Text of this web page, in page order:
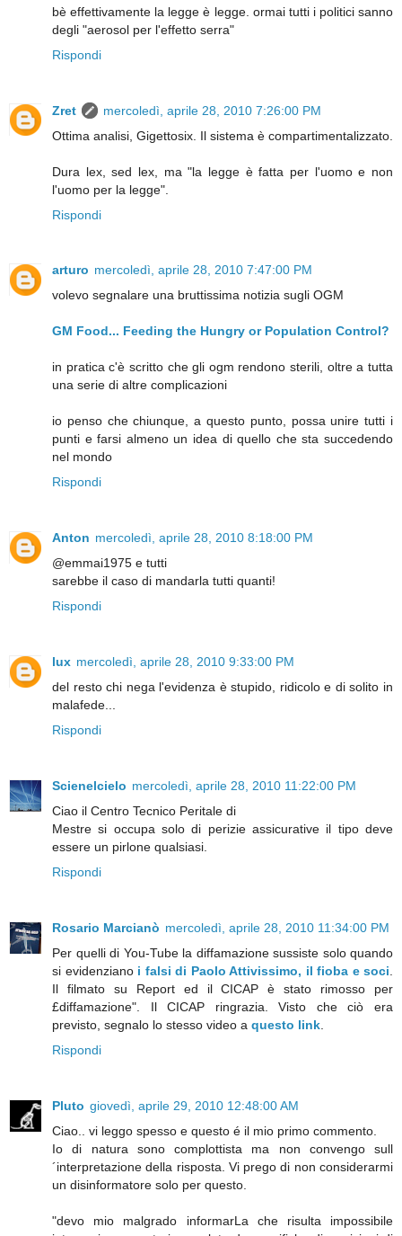
bè effettivamente la legge è legge. ormai tutti i politici sanno
degli "aerosol per l'effetto serra"
Rispondi
Zret
mercoledì, aprile 28, 2010 7:26:00 PM
Ottima analisi, Gigettosix. Il sistema è compartimentalizzato.
Dura lex, sed lex, ma "la legge è fatta per l'uomo e non
l'uomo per la legge".
Rispondi
arturo mercoledì, aprile 28, 2010 7:47:00 PM
volevo segnalare una bruttissima notizia sugli OGM
GM Food... Feeding the Hungry or Population Control?
in pratica c'è scritto che gli ogm rendono sterili, oltre a tutta
una serie di altre complicazioni
io penso che chiunque, a questo punto, possa unire tutti i
punti e farsi almeno un idea di quello che sta succedendo
nel mondo
Rispondi
Anton mercoledì, aprile 28, 2010 8:18:00 PM
@emmai1975 e tutti
sarebbe il caso di mandarla tutti quanti!
Rispondi
lux mercoledì, aprile 28, 2010 9:33:00 PM
del resto chi nega l'evidenza è stupido, ridicolo e di solito in
malafede...
Rispondi
Scienelcielo mercoledì, aprile 28, 2010 11:22:00 PM
Ciao il Centro Tecnico Peritale di
Mestre si occupa solo di perizie assicurative il tipo deve
essere un pirlone qualsiasi.
Rispondi
Rosario Marcianò mercoledì, aprile 28, 2010 11:34:00 PM
Per quelli di You-Tube la diffamazione sussiste solo quando
si evidenziano i falsi di Paolo Attivissimo, il fioba e soci.
Il filmato su Report ed il CICAP è stato rimosso per
£diffamazione". Il CICAP ringrazia. Visto che ciò era
previsto, segnalo lo stesso video a questo link.
Rispondi
Pluto giovedì, aprile 29, 2010 12:48:00 AM
Ciao.. vi leggo spesso e questo é il mio primo commento.
Io di natura sono complottista ma non convengo sull
´interpretazione della risposta. Vi prego di non considerarmi
un disinformatore solo per questo.
"devo mio malgrado informarLa che risulta impossibile